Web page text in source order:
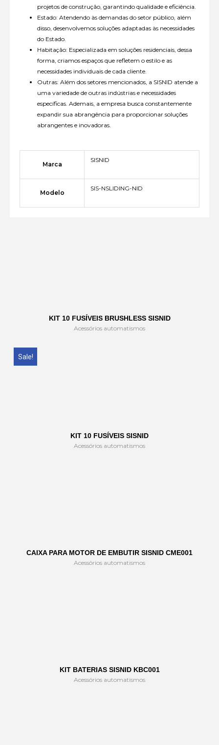
projetos de construção, garantindo qualidade e eficiência.
Estado: Atendendo às demandas do setor público, além
disso, desenvolvemos soluções adaptadas às necessidades
do Estado.
Habitação: Especializada em soluções residenciais, dessa
forma, criamos espaços que refletem o estilo e as
necessidades individuais de cada cliente.
Outras: Além dos setores mencionados, a SISNID atende a
uma variedade de outras indústrias e necessidades
específicas. Ademais, a empresa busca constantemente
expandir sua abrangência para proporcionar soluções
abrangentes e inovadoras.
Marca
SISNID
Modelo
SIS-NSLIDING-NID
KIT 10 FUSÍVEIS BRUSHLESS SISNID
Acessórios automatismos
Sale!
KIT 10 FUSÍVEIS SISNID
Acessórios automatismos
CAIXA PARA MOTOR DE EMBUTIR SISNID CME001
Acessórios automatismos
KIT BATERIAS SISNID KBC001
Acessórios automatismos